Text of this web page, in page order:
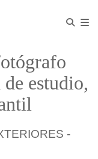
estudio,
-